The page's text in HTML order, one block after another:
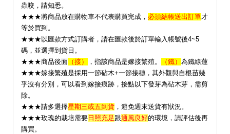
蟲咬，請知悉。
★★★將商品放在購物車不代表購買完成， 必須結帳送出訂單才
等於買到。
★★★以匯款方式訂購者，請在匯款後於訂單輸入帳號後4~5
碼，並選擇到貨日。
★★★商品後面 （接） ，指該商品是嫁接繁殖。 （鐵） 為鐵線蓮
★★★嫁接繁殖是採用一節砧木+一節接穗，其外觀與自根苗幾
乎沒有分別，可以看到嫁接痕跡，接點以下發芽為砧木芽，需剪
除。
★★★請多選擇星期三或五到貨 ，避免週末送貨有狀況。
★★★玫瑰的栽培需要日照充足 跟通風良好的環境，請評估後再
購買。